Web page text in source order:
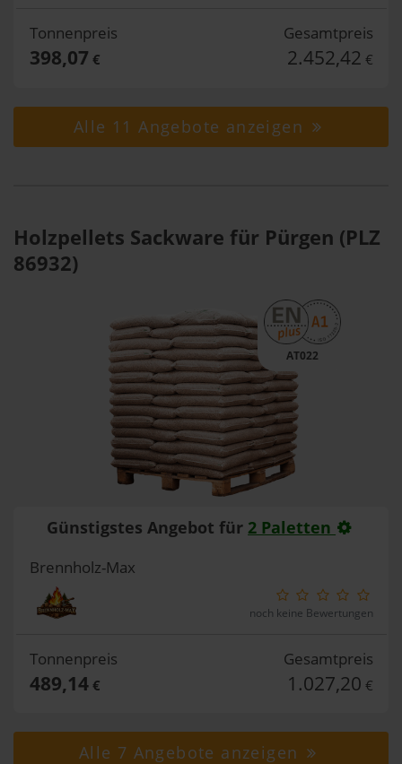
Tonnenpreis
398,07 €
Gesamtpreis
2.452,42 €
Alle 11 Angebote anzeigen
Holzpellets Sackware für Pürgen (PLZ
86932)
AT022
Günstigstes Angebot für 2 Paletten
Brennholz-Max
noch keine Bewertungen
Tonnenpreis
489,14€
Gesamtpreis
1.027,20 €
Alle 7 Angebote anzeigen